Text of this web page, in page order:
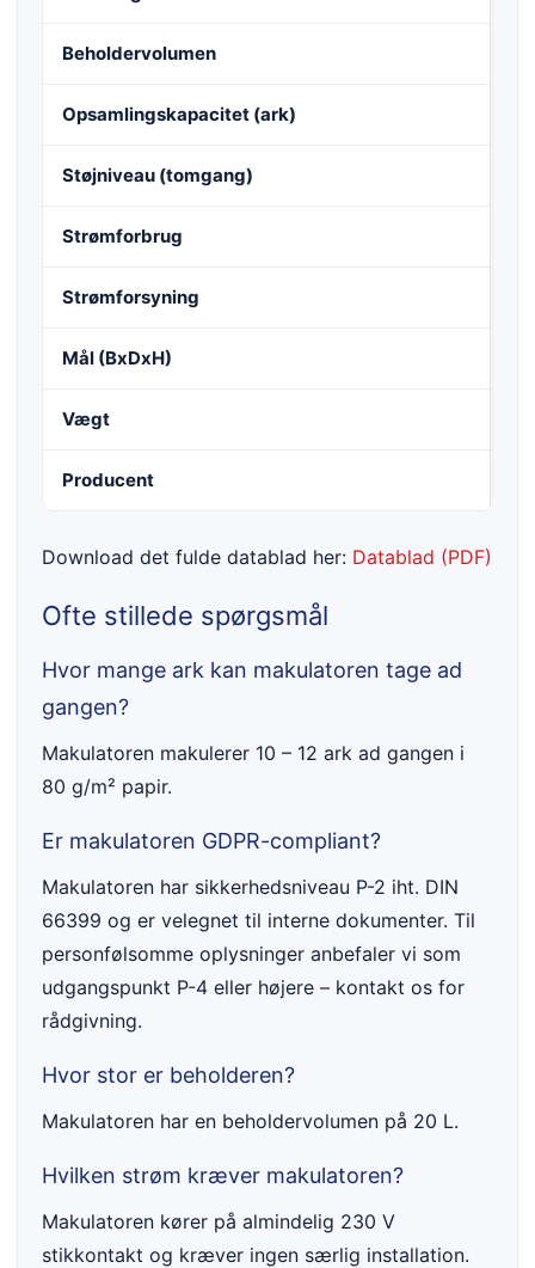
Beholdervolumen
Opsamlingskapacitet (ark)
Støjniveau (tomgang)
Strømforbrug
Strømforsyning
Mål (BxDxH)
Vægt
Producent
Download det fulde datablad her: Datablad (PDF)
Ofte stillede spørgsmål
Hvor mange ark kan makulatoren tage ad
gangen?
Makulatoren makulerer 10 – 12 ark ad gangen i
80 g/m² papir.
Er makulatoren GDPR-compliant?
Makulatoren har sikkerhedsniveau P-2 iht. DIN
66399 og er velegnet til interne dokumenter. Til
personfølsomme oplysninger anbefaler vi som
udgangspunkt P-4 eller højere – kontakt os for
rådgivning.
Hvor stor er beholderen?
Makulatoren har en beholdervolumen på 20 L.
Hvilken strøm kræver makulatoren?
Makulatoren kører på almindelig 230 V
stikkontakt og kræver ingen særlig installation.